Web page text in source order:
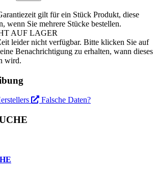
gilt für ein Stück Produkt, diese
wenn Sie mehrere Stücke bestellen.
AUF LAGER
leider nicht verfügbar. Bitte klicken Sie auf
Benachrichtigung zu erhalten, wann dieses
wird.
Falsche Daten?